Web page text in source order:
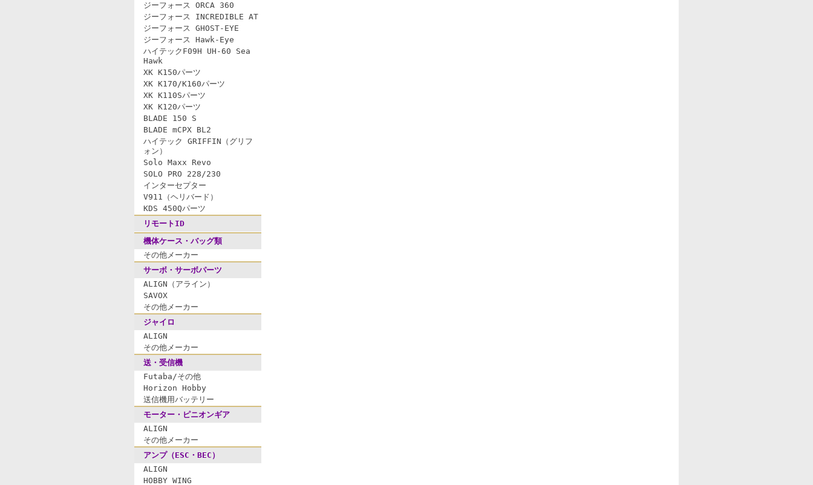
ジーフォース ORCA 360
ジーフォース INCREDIBLE AT
ジーフォース GHOST-EYE
ジーフォース Hawk-Eye
ハイテックF09H UH-60 Sea
Hawk
XK K150パーツ
XK K170/K160パーツ
XK K110Sパーツ
XK K120パーツ
BLADE 150 S
BLADE mCPX BL2
ハイテック GRIFFIN（グリフ
ォン）
Solo Maxx Revo
SOLO PRO 228/230
インターセプター
V911（ヘリバード）
KDS 450Qパーツ
リモートID
機体ケース・バッグ類
その他メーカー
サーボ・サーボパーツ
ALIGN（アライン）
SAVOX
その他メーカー
ジャイロ
ALIGN
その他メーカー
送・受信機
Futaba/その他
Horizon Hobby
送信機用バッテリー
モーター・ピニオンギア
ALIGN
その他メーカー
アンプ（ESC・BEC）
ALIGN
HOBBY WING